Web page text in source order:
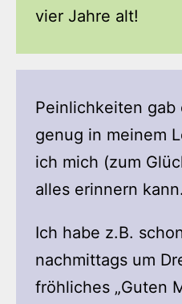
vier Jahre alt!
Peinlichkeiten gab
genug in meinem
ich mich (zum
alles erinnern kann.
Ich habe z.B.
nachmittags um
fröhliches „Guten